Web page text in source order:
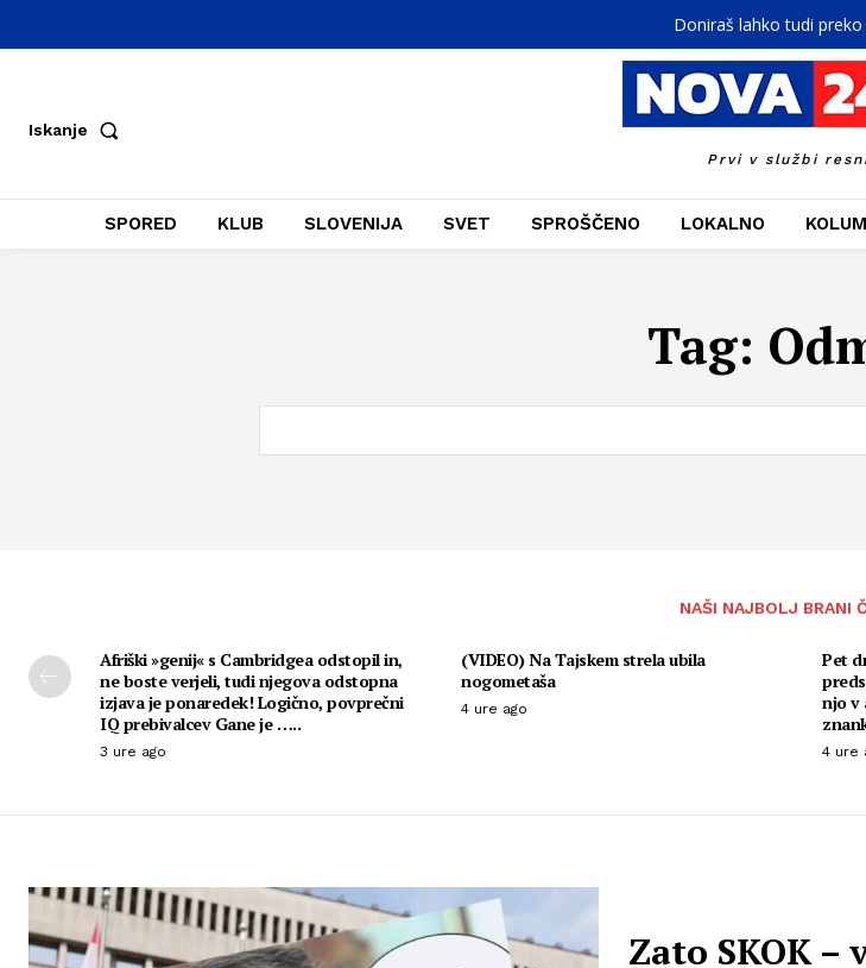
Doniraš lahko tudi preko
Iskanje
Prvi v službi
SPORED KLUB SLOVENIJA SVET SPROŠČENO LOKALNO
Tag:
NAŠI NAJBOLJ BRANI
Afriški »genij« s Cambridgea odstopil in,
ne boste verjeli, tudi njegova odstopna
izjava je ponaredek! Logično, povprečni
IQ prebivalcev Gane je …..
3 ure ago
(VIDEO) Na Tajskem strela ubila
nogometaša
4 ure ago
Pet
njo v
4 ure
Zato SKOK